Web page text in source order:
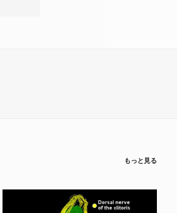
もっと見る